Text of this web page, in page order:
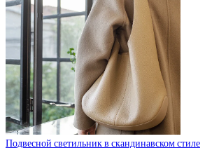
Подвесной светильник в скандинавском стиле